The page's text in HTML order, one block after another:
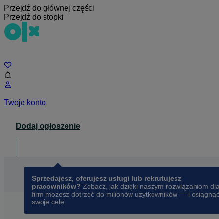
Przejdź do głównej części
Przejdź do stopki
Twoje konto
Dodaj ogłoszenie
Sprzedajesz, oferujesz usługi lub rekrutujesz
pracowników? Zobacz, jak dzięki naszym rozwiązaniom dla
firm możesz dotrzeć do milionów użytkowników — i osiągnąć
swoje cele.